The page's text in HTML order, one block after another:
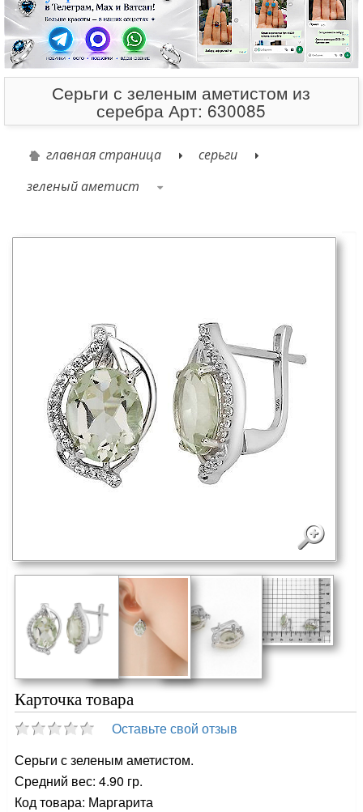
Серьги с зеленым аметистом из
серебра Арт: 630085
главная страница
серьги
зеленый аметист
Карточка товара
Оставьте свой отзыв
Серьги с зеленым аметистом.
Средний вес: 4.90 гр.
Код товара: Маргарита